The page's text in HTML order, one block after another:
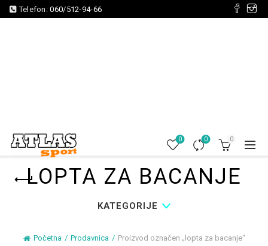
Telefon:060/512-94-66
0 0 0
LOPTA ZA BACANJE
KATEGORIJE
Početna Prodavnica Proizvod označen „lopta za bacanje“